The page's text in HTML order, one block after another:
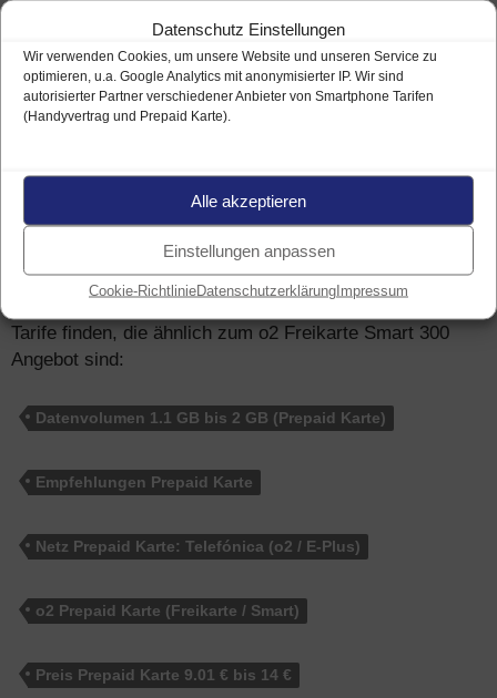
Datenschutz Einstellungen
Wir verwenden Cookies, um unsere Website und unseren Service zu
optimieren, u.a. Google Analytics mit anonymisierter IP. Wir sind
autorisierter Partner verschiedener Anbieter von Smartphone Tarifen
(Handyvertrag und Prepaid Karte).
Alle akzeptieren
Einstellungen anpassen
Cookie-RichtlinieDatenschutzerklärungImpressum
Nachfolgend ausgewählte News von o2.Alle Meldungen
– 9. Januar 2018
o2 / Telefónica Mobilfunk-Netz
– 4G Ausbau und beste 3G Versorgung
Ähnliche Prepaid Tarifeanderer
Mobilfunk-Anbieter
Neben o2 gibt es viele weitereAnbieterfür Prepaid
Tarife mit Kostensicherheit. Nachfolgend können Sie
Tarife finden, die ähnlich zum o2 Freikarte Smart 300
Angebot sind:
Datenvolumen 1.1 GB bis 2 GB (Prepaid Karte)
Empfehlungen Prepaid Karte
Netz Prepaid Karte: Telefónica (o2 / E-Plus)
o2 Prepaid Karte (Freikarte / Smart)
Preis Prepaid Karte 9.01 € bis 14 €